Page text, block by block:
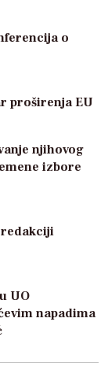
o
proširenja EU
njihovog
izbore
redakciji
UO
napadima